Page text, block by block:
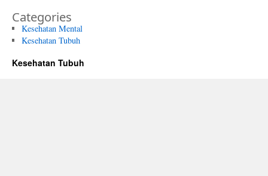
Categories
Kesehatan Mental
Kesehatan Tubuh
Kesehatan Tubuh